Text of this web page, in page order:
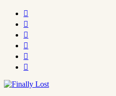





